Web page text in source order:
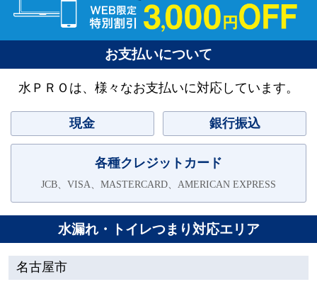
お支払いについて
水ＰＲＯは、様々なお支払いに対応しています。
現金 銀行振込
各種クレジットカード
JCB、VISA、MASTERCARD、AMERICAN EXPRESS
水漏れ・トイレつまり対応エリア
名古屋市